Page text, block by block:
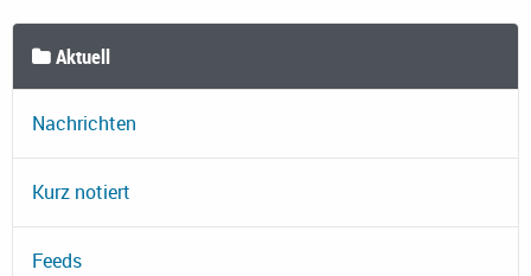
Aktuell
Nachrichten
Kurz notiert
Feeds